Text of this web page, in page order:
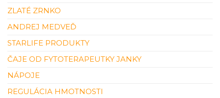
ZLATÉ ZRNKO
ANDREJ MEDVEĎ
STARLIFE PRODUKTY
ČAJE OD FYTOTERAPEUTKY JANKY
NÁPOJE
REGULÁCIA HMOTNOSTI